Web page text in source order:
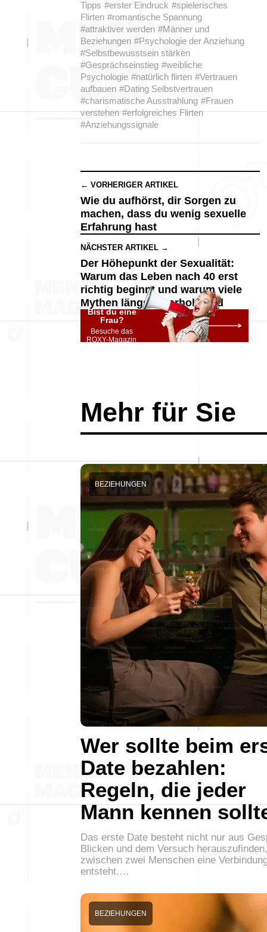
Tipps #erster Eindruck #spielerisches
Flirten #romantische Spannung
#attraktiver werden #Männer und
Beziehungen #Psychologie der Anziehung
#Selbstbewusstsein stärken
#Gesprächseinstieg #weibliche
Psychologie #natürlich flirten #Vertrauen
aufbauen #Dating Selbstvertrauen
#charismatische Ausstrahlung #Frauen
verstehen #erfolgreiches Flirten
#Anziehungssignale
← VORHERIGER ARTIKEL
Wie du aufhörst, dir Sorgen zu
machen, dass du wenig sexuelle
Erfahrung hast
NÄCHSTER ARTIKEL →
Der Höhepunkt der Sexualität:
Warum das Leben nach 40 erst
richtig beginnt und warum viele
Mythen längst überholt sind
Bist du eine
Frau?
Besuche das
ROXY-Magazin
Mehr für Sie
Wer sollte beim
Date bezahlen:
Regeln, die jeder
Mann kennen
BEZIEHUNGEN
Das erste Date besteht nicht nur aus
Blicken und dem Versuch
zwischen zwei Menschen eine
entsteht.…
BEZIEHUNGEN